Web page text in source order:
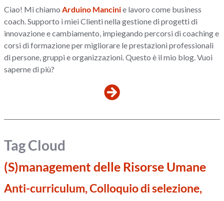
Ciao! Mi chiamoArduino Mancinie lavoro come business
coach. Supporto i miei Clienti nella gestione di progetti di
innovazione e cambiamento, impiegando percorsi di coaching e
corsi di formazione per migliorare le prestazioni professionali
di persone, gruppi e organizzazioni. Questo è il mio blog. Vuoi
saperne di più?
Tag Cloud
(S)management delle Risorse Umane
Anti-curriculum, Colloquio di selezione,